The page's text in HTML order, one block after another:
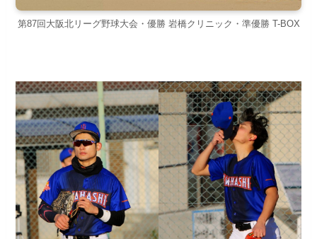
第87回大阪北リーグ野球大会・優勝 岩橋クリニック・準優勝 T-BOX